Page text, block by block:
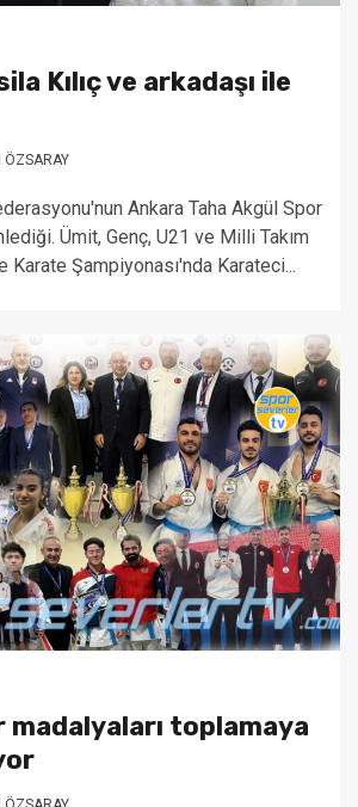
Kılıç ve arkadaşı ile
ÖZSARAY
Ankara Taha Akgül Spor
Ümit, Genç, U21 ve Milli Takım
Karate Şampiyonası'nda Karateci...
toplamaya